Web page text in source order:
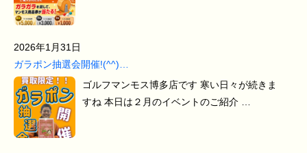
2026年1月31日
ガラポン抽選会開催!(^^)…
ゴルフマンモス博多店です 寒い日々が続きま
すね 本日は２月のイベントのご紹介 …